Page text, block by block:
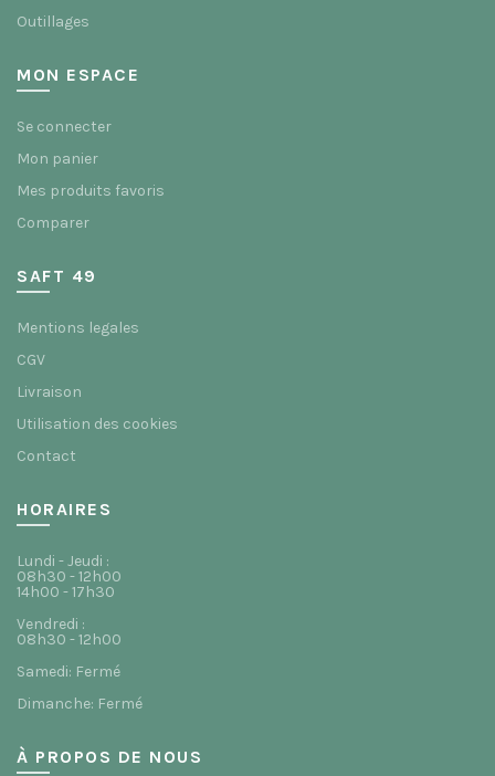
Outillages
MON ESPACE
Se connecter
Mon panier
Mes produits favoris
Comparer
SAFT 49
Mentions legales
CGV
Livraison
Utilisation des cookies
Contact
HORAIRES
Lundi - Jeudi :
08h30 - 12h00
14h00 - 17h30
Vendredi :
08h30 - 12h00
Samedi: Fermé
Dimanche: Fermé
À PROPOS DE NOUS